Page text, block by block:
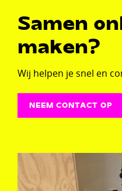
Samen
maken?
Wij helpen je snel en
NEEM CONTACT OP